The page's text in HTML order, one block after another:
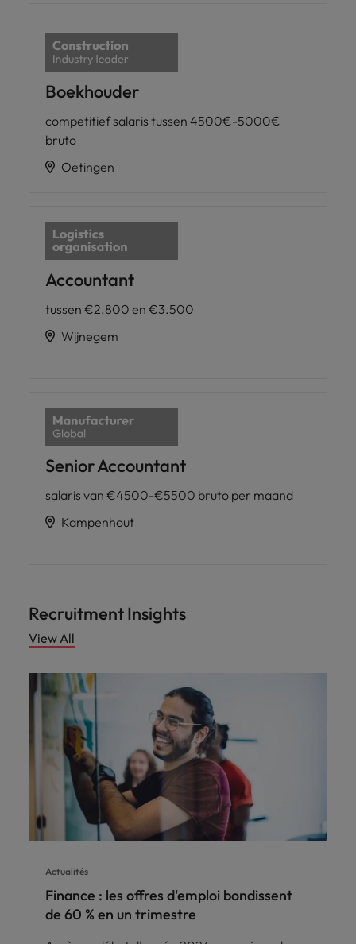
Boekhouder
competitief salaris tussen 4500€-5000€
bruto
Oetingen
Accountant
tussen €2.800 en €3.500
Wijnegem
Senior Accountant
salaris van €4500-€5500 bruto per maand
Kampenhout
Recruitment Insights
View All
Actualités
Finance : les offres d'emploi bondissent
de 60 % en un trimestre